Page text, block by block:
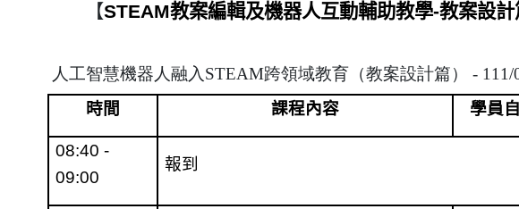
【STEAM教案編輯及機器人互動輔助教學-教案設計
人工智慧機器人融入 STEAM跨領域教育（教案設計篇）
- 111/
時間
課程內容 學員
08:40 -
09:00
報到